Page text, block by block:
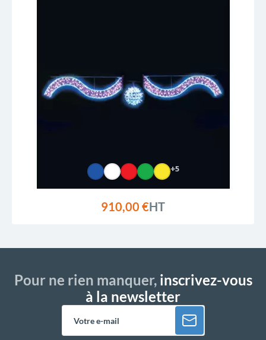
+5
910,00 €HT
Pour ne rien manquer,inscrivez-vous
à la newsletter